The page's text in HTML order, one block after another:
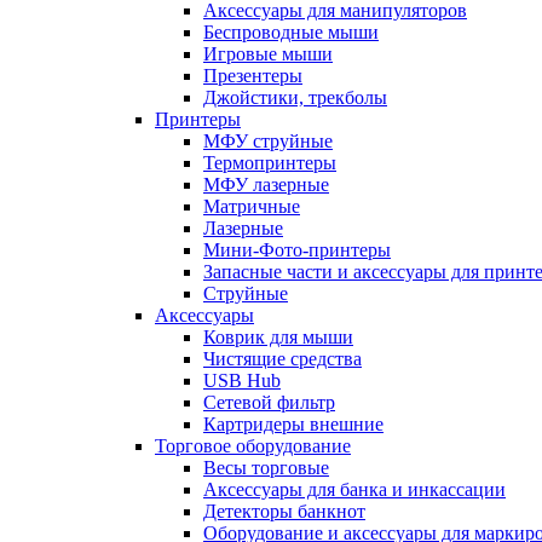
Аксессуары для манипуляторов
Беспроводные мыши
Игровые мыши
Презентеры
Джойстики, трекболы
Принтеры
МФУ струйные
Термопринтеры
МФУ лазерные
Матричные
Лазерные
Мини-Фото-принтеры
Запасные части и аксессуары для
Струйные
Аксессуары
Коврик для мыши
Чистящие средства
USB Hub
Сетевой фильтр
Картридеры внешние
Торговое оборудование
Весы торговые
Аксессуары для банка и инкассации
Детекторы банкнот
Оборудование и аксессуары для